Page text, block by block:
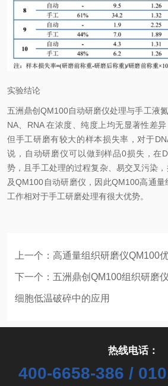
实验结论
五洲鼎创QM100自动研磨仪处理与手工液
NA、RNA 在浓度、纯度上均无显著性差异
但手工研磨有较大的样本损失率，对于
说，自动研磨仪可以做到样品0损失，在
势，且手工处理的过程复杂、易交叉污染
及QM100自动研磨仪，因此QM100高通量
工作相对于手工研磨处理有很大优势。
上一个： 高通量组织研磨仪QM100
下一个： 五洲鼎创QM100组织研磨
细胞低温破碎中的应用
热线电话：
400-6658-386 /